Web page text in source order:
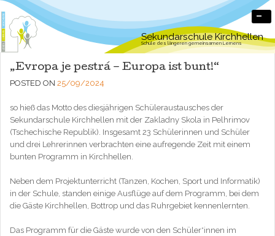
Sekundarschule Kirchhellen
Schule des längeren gemeinsamen Lernens
-
„Evropa je pestrá – Europa ist bunt!“
POSTED ON 25/09/2024
so hieß das Motto des diesjährigen Schüleraustausches der
Sekundarschule Kirchhellen mit der Zakladny Skola in Pelhrimov
(Tschechische Republik). Insgesamt 23 Schülerinnen und Schüler
und drei Lehrerinnen verbrachten eine aufregende Zeit mit einem
bunten Programm in Kirchhellen.
Neben dem Projektunterricht (Tanzen, Kochen, Sport und Informatik)
in der Schule, standen einige Ausflüge auf dem Programm, bei dem
die Gäste Kirchhellen, Bottrop und das Ruhrgebiet kennenlernten.
Das Programm für die Gäste wurde von den Schüler*innen im